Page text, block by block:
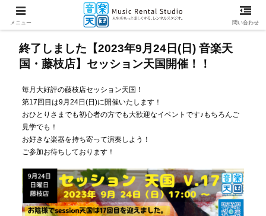
終了しました【2023年9月24日(日) 音楽天
国・藤枝店】セッション天国開催！！
毎月大好評の藤枝店セッション天国！
第17回目は9月24日(日)に開催いたします！
おひとりさまでも初心者の方でも大歓迎なイベントです♪もちろんご
見学でも！
お好きな楽器を持ち寄って演奏しよう！
ご参加お待ちしております！
メニュー 問い合わせ